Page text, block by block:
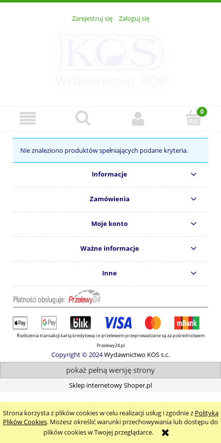
Strona korzysta z plików cookies w celu realizacji usług i zgodnie z Polityką
Plików Cookies. Możesz określić warunki przechowywania lub dostępu do
plików cookies w Twojej przeglądarce.
Zarejestruj się Zaloguj się
Nie znaleziono produktów spełniających podane kryteria.
Informacje
Zamówienia
Moje konto
Ważne informacje
Inne
Rozliczenia transakcji kartą kredytową i e-przelewem przeprowadzane są za pośrednictwem
Przelewy24.pl
Copyright © 2024Wydawnictwo KOS s.c.
pokaż pełną wersję strony
Sklep internetowy Shoper.pl